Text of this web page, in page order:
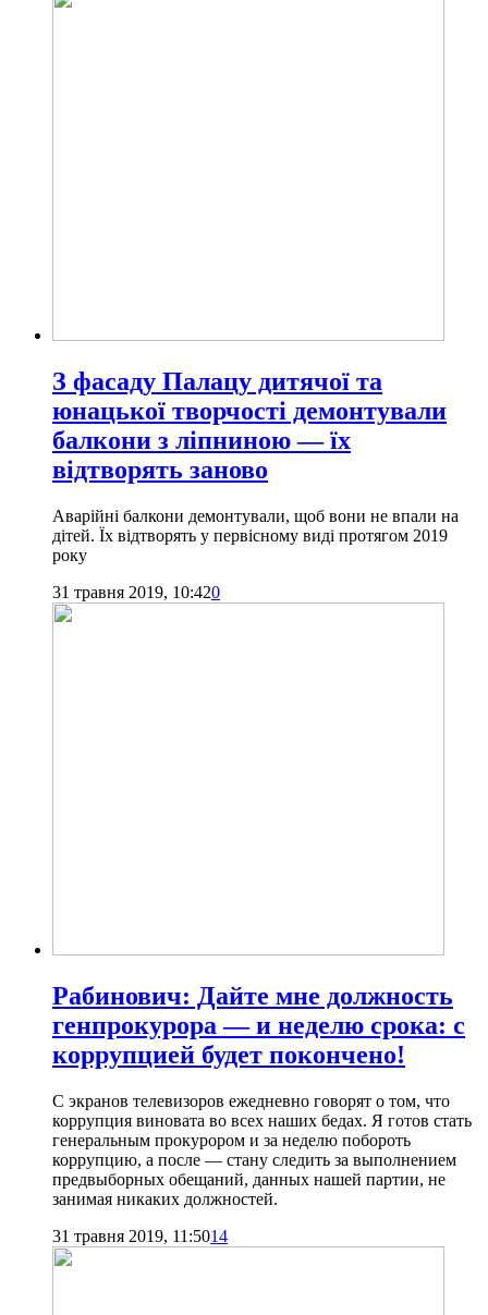
З фасаду Палацу дитячої та
юнацької творчості демонтували
балкони з ліпниною — їх
відтворять заново
Аварійні балкони демонтували, щоб вони не впали на
дітей. Їх відтворять у первісному виді протягом 2019
року
31 травня 2019, 10:420
Рабинович: Дайте мне должность
генпрокурора — и неделю срока: с
коррупцией будет покончено!
С экранов телевизоров ежедневно говорят о том, что
коррупция виновата во всех наших бедах. Я готов стать
генеральным прокурором и за неделю побороть
коррупцию, а после — стану следить за выполнением
предвыборных обещаний, данных нашей партии, не
занимая никаких должностей.
31 травня 2019, 11:5014